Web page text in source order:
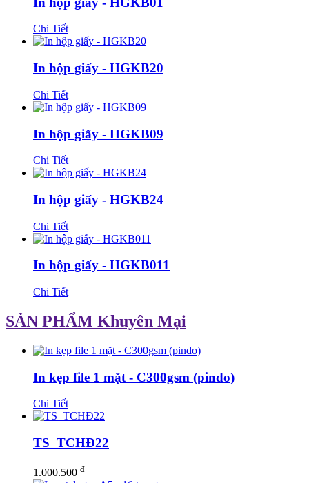
Chi Tiết
In hộp giấy - HGKB20
Chi Tiết
In hộp giấy - HGKB09
Chi Tiết
In hộp giấy - HGKB24
Chi Tiết
In hộp giấy - HGKB011
Chi Tiết
SẢN PHẨM Khuyên Mại
In kẹp file 1 mặt - C300gsm (pindo)
Chi Tiết
TS_TCHĐ22
1.000.500 đ